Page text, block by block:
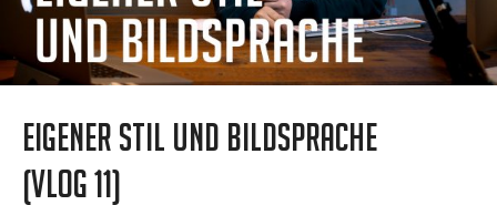
Eigener Stil und Bildsprache
(VLog 11)